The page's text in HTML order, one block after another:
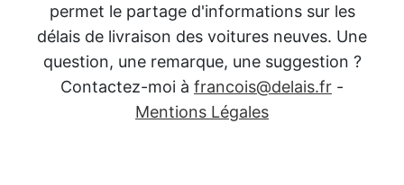
permet le partage d'informations sur les
délais de livraison des voitures neuves. Une
question, une remarque, une suggestion ?
Contactez-moi à francois@delais.fr -
Mentions Légales